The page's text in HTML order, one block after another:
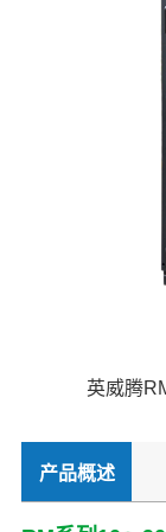
英威腾
产品概述